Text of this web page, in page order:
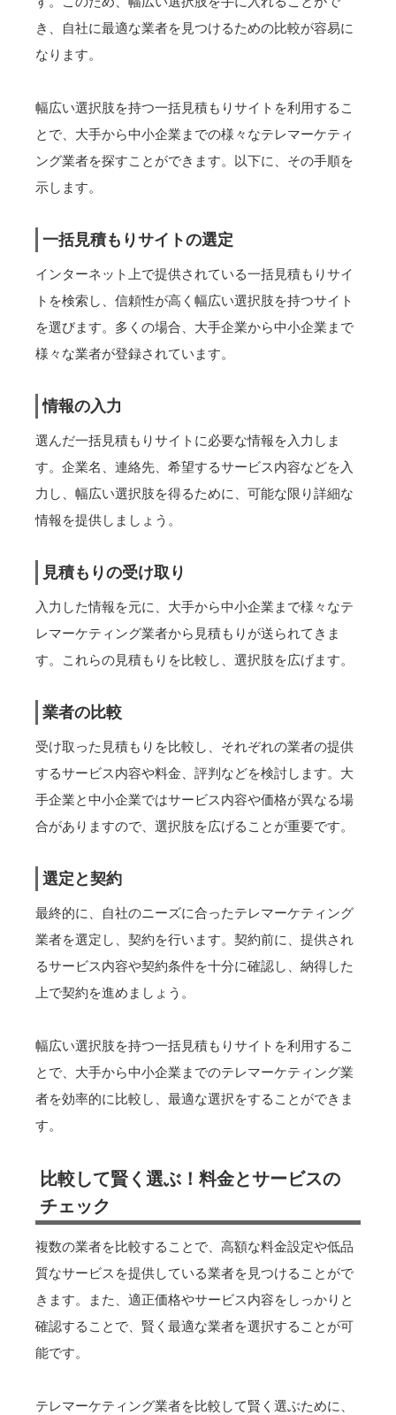
き、自社に最適な業者を見つけるための比較が容易に
なります。
幅広い選択肢を持つ一括見積もりサイトを利用するこ
とで、大手から中小企業までの様々なテレマーケティ
ング業者を探すことができます。以下に、その手順を
示します。
一括見積もりサイトの選定
インターネット上で提供されている一括見積もりサイ
トを検索し、信頼性が高く幅広い選択肢を持つサイト
を選びます。多くの場合、大手企業から中小企業まで
様々な業者が登録されています。
情報の入力
選んだ一括見積もりサイトに必要な情報を入力しま
す。企業名、連絡先、希望するサービス内容などを入
力し、幅広い選択肢を得るために、可能な限り詳細な
情報を提供しましょう。
見積もりの受け取り
入力した情報を元に、大手から中小企業まで様々なテ
レマーケティング業者から見積もりが送られてきま
す。これらの見積もりを比較し、選択肢を広げます。
業者の比較
受け取った見積もりを比較し、それぞれの業者の提供
するサービス内容や料金、評判などを検討します。大
手企業と中小企業ではサービス内容や価格が異なる場
合がありますので、選択肢を広げることが重要です。
選定と契約
最終的に、自社のニーズに合ったテレマーケティング
業者を選定し、契約を行います。契約前に、提供され
るサービス内容や契約条件を十分に確認し、納得した
上で契約を進めましょう。
幅広い選択肢を持つ一括見積もりサイトを利用するこ
とで、大手から中小企業までのテレマーケティング業
者を効率的に比較し、最適な選択をすることができま
す。
比較して賢く選ぶ！料金とサービスの
チェック
複数の業者を比較することで、高額な料金設定や低品
質なサービスを提供している業者を見つけることがで
きます。また、適正価格やサービス内容をしっかりと
確認することで、賢く最適な業者を選択することが可
能です。
テレマーケティング業者を比較して賢く選ぶために、